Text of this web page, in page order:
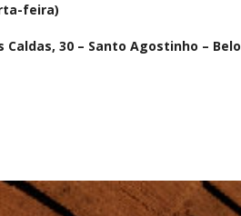
feira)
30 – Santo Agostinho – Belo